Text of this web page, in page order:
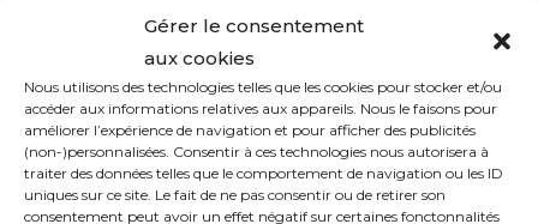
Gérer le consentement
aux cookies
Nous utilisons des technologies telles que les cookies pour stocker et/ou
accéder aux informations relatives aux appareils. Nous le faisons pour
améliorer l’expérience de navigation et pour afficher des publicités
(non-)personnalisées. Consentir à ces technologies nous autorisera à
traiter des données telles que le comportement de navigation ou les ID
uniques sur ce site. Le fait de ne pas consentir ou de retirer son
consentement peut avoir un effet négatif sur certaines fonctonnalités
Quels sont les meilleurs légumes pour
un couscous ?
Dans la plupart des recettes de couscous,
les carottes et les courgettes sont
considérées comme des ingrédients